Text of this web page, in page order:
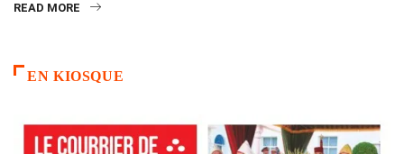
READ MORE
EN KIOSQUE